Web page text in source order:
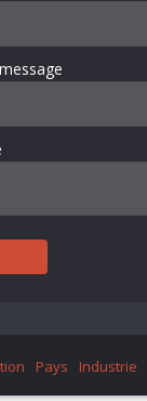
Pays Industrie